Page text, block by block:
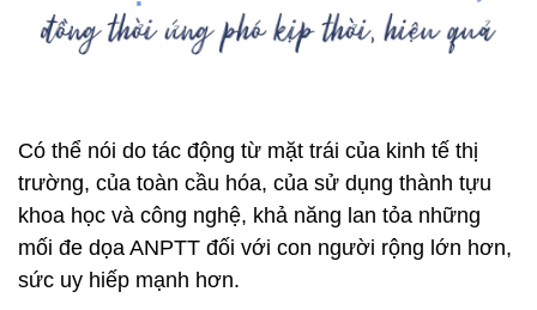
Có thể nói do tác động từ mặt trái của kinh tế thị
trường, của toàn cầu hóa, của sử dụng thành tựu
khoa học và công nghệ, khả năng lan tỏa những
mối đe dọa ANPTT đối với con người rộng lớn hơn,
sức uy hiếp mạnh hơn.